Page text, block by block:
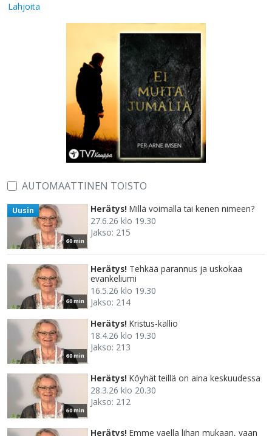
Lahjoita
AUTOMAATTINEN TOISTO
60 min
Uusin Herätys! Millä voimalla tai kenen nimeen?
27.6.26 klo 19.30
Jakso: 215
60 min
Herätys! Tehkää parannus ja uskokaa
evankeliumi
16.5.26 klo 19.30
Jakso: 214
60 min
Herätys! Kristus-kallio
18.4.26 klo 19.30
Jakso: 213
60 min
Herätys! Köyhät teillä on aina keskuudessa
28.3.26 klo 20.30
Jakso: 212
Herätys! Emme vaella lihan mukaan, vaan